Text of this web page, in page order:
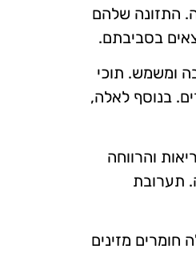
התזונה שלהם
בסביבתם.
ומשמש. תוכי
בנוסף לאלה,
והרווחה
תערובת
חומרים מזינים